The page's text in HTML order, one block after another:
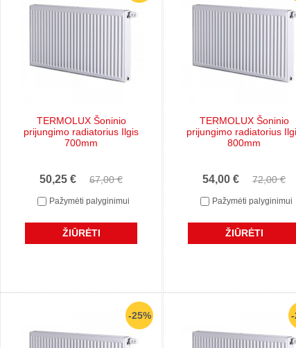
TERMOLUX Šoninio
prijungimo radiatorius Ilgis
700mm
50,25 € 67,00 €
Pažymėti palyginimui
ŽIŪRĖTI
TERMOLUX Šoninio
prijungimo radiatorius
800mm
54,00 € 72,00 €
Pažymėti palyginimui
ŽIŪRĖTI
-25% -